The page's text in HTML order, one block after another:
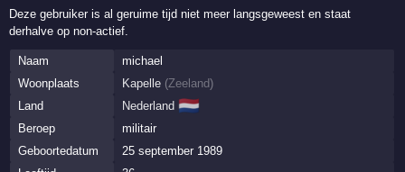
Deze gebruiker is al geruime tijd niet meer langsgeweest en staat
derhalve op non-actief.
Naam
michael
Woonplaats
Kapelle (Zeeland)
Land
Nederland 🇳🇱
Beroep
militair
Geboortedatum
25 september 1989